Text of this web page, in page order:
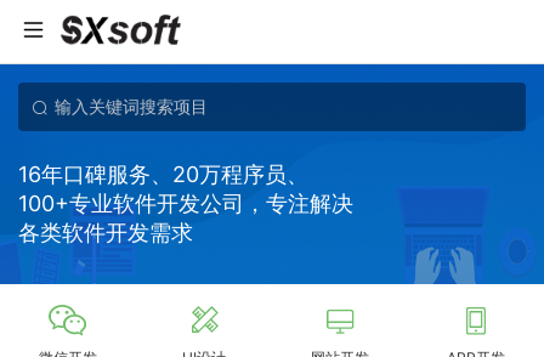
16年口碑服务、20万程序员、
100+专业软件开发公司，专注解决
各类软件开发需求